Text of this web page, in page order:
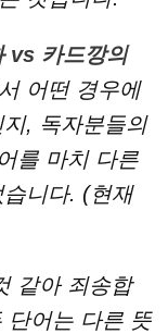
vs 카드깡의
어떤 경우에
, 독자분들의
를 마치 다른
니다. (현재
같아 죄송합
단어는 다른 뜻